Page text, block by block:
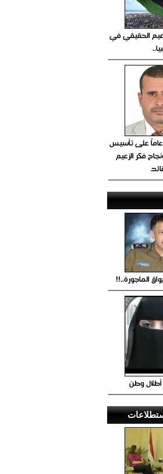
الحقيقي في
على تأسيس
فكر الزعيم
الماجورة..!!
أطلال وطن